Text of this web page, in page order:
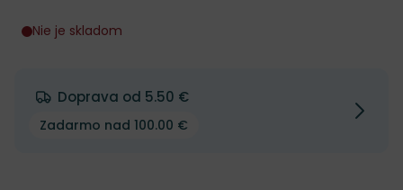
Nie je skladom
Doprava od 5.50 €
Zadarmo nad 100.00 €